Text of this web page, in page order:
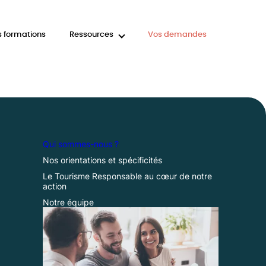
formations Ressources Vos demandes
Qui sommes-nous ?
Nos orientations et spécificités
Le Tourisme Responsable au cœur de notre
action
Notre équipe